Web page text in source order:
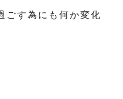
ごす為にも何か変化